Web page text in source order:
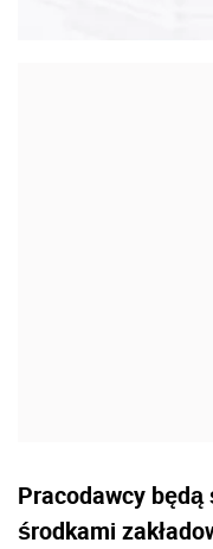
Pracodawcy
środkami